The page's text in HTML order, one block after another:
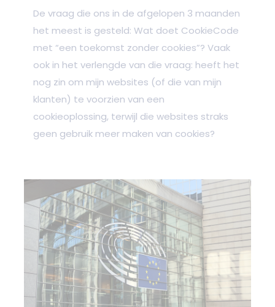
De vraag die ons in de afgelopen 3 maanden
het meest is gesteld: Wat doet CookieCode
met “een toekomst zonder cookies”? Vaak
ook in het verlengde van die vraag: heeft het
nog zin om mijn websites (of die van mijn
klanten) te voorzien van een
cookieoplossing, terwijl die websites straks
geen gebruik meer maken van cookies?